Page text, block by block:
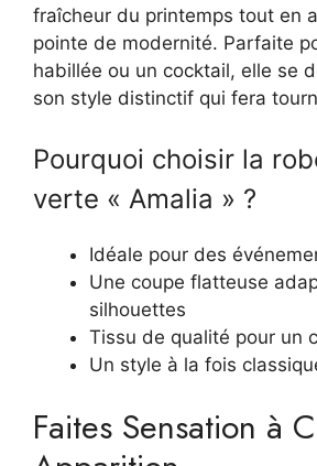
fraîcheur du printemps tout en
pointe de modernité. Parfaite
habillée ou un cocktail, elle se
son style distinctif qui fera
Pourquoi choisir la
verte « Amalia » ?
Idéale pour des
Une coupe flatteuse
silhouettes
Tissu de qualité pour un
Un style à la fois
Faites Sensation à